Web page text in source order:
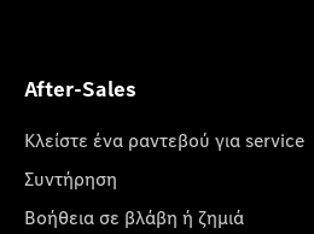
After-Sales
Κλείστε ένα ραντεβού για service
Συντήρηση
Βοήθεια σε βλάβη ή ζημιά